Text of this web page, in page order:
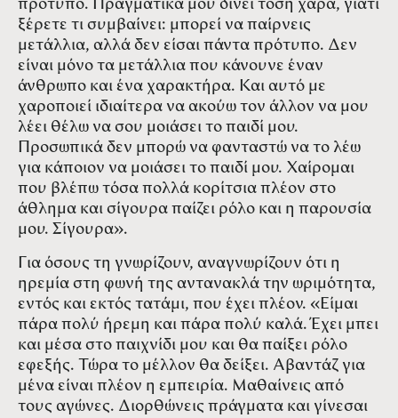
πρότυπο. Πραγματικά μου δίνει τόση χαρά, γιατί
ξέρετε τι συμβαίνει: μπορεί να παίρνεις
μετάλλια, αλλά δεν είσαι πάντα πρότυπο. Δεν
είναι μόνο τα μετάλλια που κάνουνε έναν
άνθρωπο και ένα χαρακτήρα. Και αυτό με
χαροποιεί ιδιαίτερα να ακούω τον άλλον να μου
λέει θέλω να σου μοιάσει το παιδί μου.
Προσωπικά δεν μπορώ να φανταστώ να το λέω
για κάποιον να μοιάσει το παιδί μου. Χαίρομαι
που βλέπω τόσα πολλά κορίτσια πλέον στο
άθλημα και σίγουρα παίζει ρόλο και η παρουσία
μου. Σίγουρα».
Για όσους τη γνωρίζουν, αναγνωρίζουν ότι η
ηρεμία στη φωνή της αντανακλά την ωριμότητα,
εντός και εκτός τατάμι, που έχει πλέον. «Είμαι
πάρα πολύ ήρεμη και πάρα πολύ καλά. Έχει μπει
και μέσα στο παιχνίδι μου και θα παίξει ρόλο
εφεξής. Τώρα το μέλλον θα δείξει. Αβαντάζ για
μένα είναι πλέον η εμπειρία. Μαθαίνεις από
τους αγώνες. Διορθώνεις πράγματα και γίνεσαι